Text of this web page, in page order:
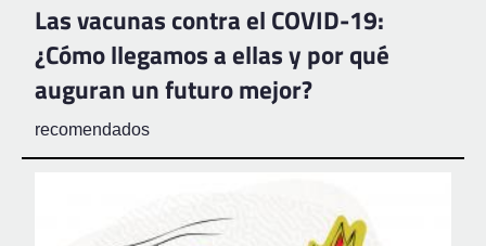
Las vacunas contra el COVID-19:
¿Cómo llegamos a ellas y por qué
auguran un futuro mejor?
recomendados